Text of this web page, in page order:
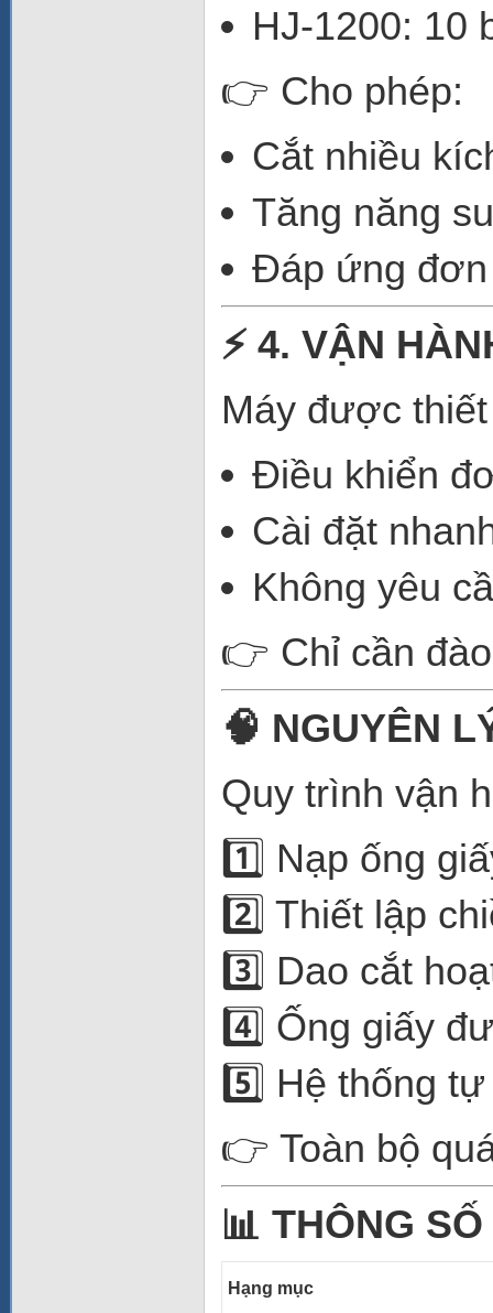
HJ-1200: 10
👉 Cho phép:
Cắt nhiều
Tăng năng
Đáp ứng đơn
⚡ 4. VẬN
Máy được
Điều khiển
Cài đặt
Không yêu
👉 Chỉ cần
🧠 NGUYÊN
Quy trình vận
1️⃣ Nạp ống
2️⃣ Thiết lập
3️⃣ Dao cắt
4️⃣ Ống giấy
5️⃣ Hệ thống
👉 Toàn bộ
📊 THÔNG
Hạng mục